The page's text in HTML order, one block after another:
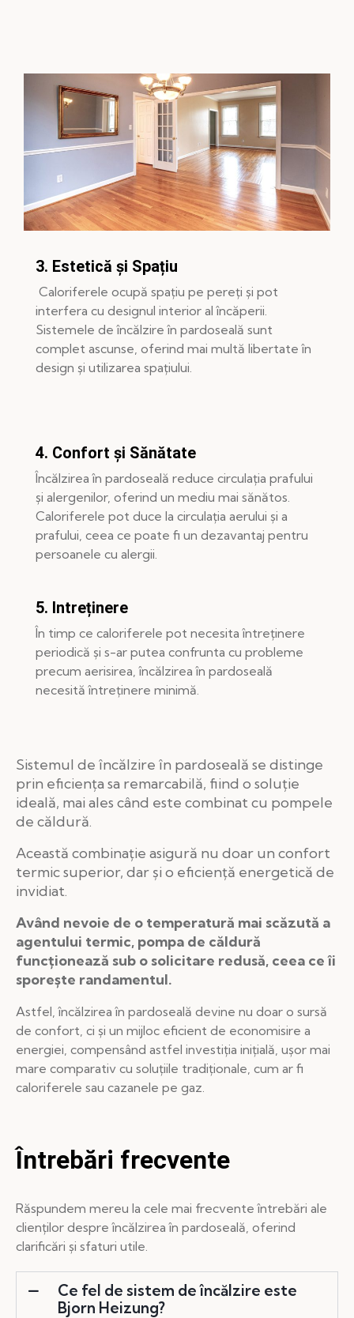
3. Estetică și Spațiu
Caloriferele ocupă spațiu pe pereți și pot
interfera cu designul interior al încăperii.
Sistemele de încălzire în pardoseală sunt
complet ascunse, oferind mai multă libertate în
design și utilizarea spațiului.
4. Confort și Sănătate
Încălzirea în pardoseală reduce circulația prafului
și alergenilor, oferind un mediu mai sănătos.
Caloriferele pot duce la circulația aerului și a
prafului, ceea ce poate fi un dezavantaj pentru
persoanele cu alergii.
5. Intreținere
În timp ce caloriferele pot necesita întreținere
periodică și s-ar putea confrunta cu probleme
precum aerisirea, încălzirea în pardoseală
necesită întreținere minimă.
Sistemul de încălzire în pardoseală se distinge
prin eficiența sa remarcabilă, fiind o soluție
ideală, mai ales când este combinat cu pompele
de căldură.
Această combinație asigură nu doar un confort
termic superior, dar și o eficiență energetică de
invidiat.
Având nevoie de o temperatură mai scăzută a
agentului termic, pompa de căldură
funcționează sub o solicitare redusă, ceea ce îi
sporește randamentul.
Astfel, încălzirea în pardoseală devine nu doar o sursă
de confort, ci și un mijloc eficient de economisire a
energiei, compensând astfel investiția inițială, ușor mai
mare comparativ cu soluțiile tradiționale, cum ar fi
caloriferele sau cazanele pe gaz.
Întrebări frecvente
Răspundem mereu la cele mai frecvente întrebări ale
clienților despre încălzirea în pardoseală, oferind
clarificări și sfaturi utile.
Ce fel de sistem de încălzire este
Bjorn Heizung?